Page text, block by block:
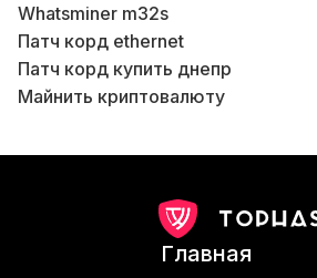
Whatsminer m32s
Патч корд ethernet
Патч корд купить днепр
Майнить криптовалюту
Жидкое охлаждение асик
Antminer bitmain l7
Wifi роутеры купить
Оборудование для майнинг фермы
Главная